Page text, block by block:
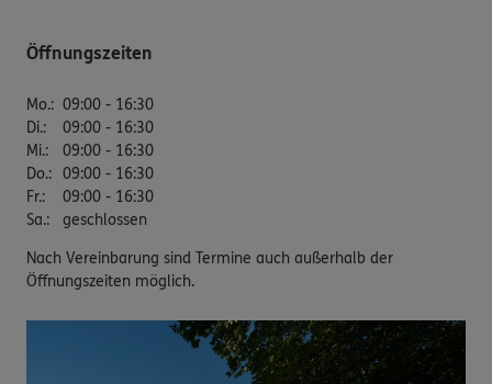
Öffnungszeiten
Mo.: 09:00 - 16:30
Di.:
09:00 - 16:30
Mi.:
09:00 - 16:30
Do.: 09:00 - 16:30
Fr.:
09:00 - 16:30
Sa.: geschlossen
Nach Vereinbarung sind Termine auch außerhalb der
Öffnungszeiten möglich.